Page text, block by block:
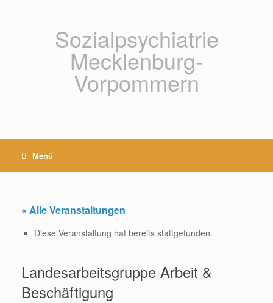
Sozialpsychiatrie
Mecklenburg-
Vorpommern
Menü
« Alle Veranstaltungen
Diese Veranstaltung hat bereits stattgefunden.
Landesarbeitsgruppe Arbeit &
Beschäftigung